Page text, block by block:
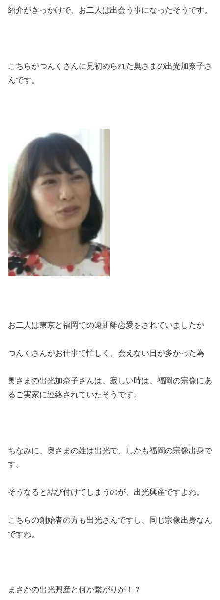
紹介がきっかけで、お二人は出会う事になったそうです。
こちらがつんくさんに見初められた奥さまの出光加奈子さ
んです。
お二人は東京と福岡での遠距離恋愛をされていましたが
つんくさんがお仕事で忙しく、会えない日が多かった為
奥さまの出光加奈子さんは、寂しい時は、福岡の宗像にあ
るご実家に連絡されていたそうです。
ちなみに、奥さまの姓は出光で、しかも福岡の宗像出身で
す。
そうなると結び付けてしまうのが、出光興産ですよね。
こちらの創始者の方も出光さんですし、同じ宗像出身なん
ですね。
まさかの出光興産と何か繋がりが！？